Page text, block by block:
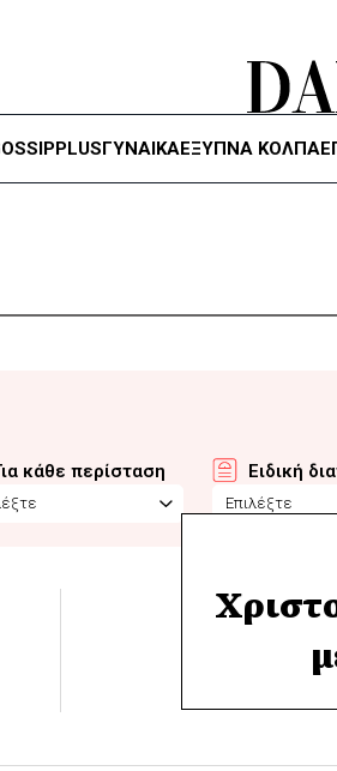
PLUSΓΥΝΑΙΚΑΈΞΥΠΝΑ ΚΌΛΠΑ
κάθε περίσταση Ειδική
Επιλέξτε